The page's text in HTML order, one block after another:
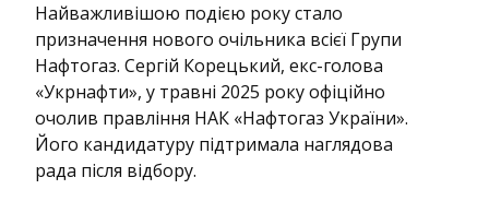
Найважливішою подією року стало
призначення нового очільника всієї Групи
Нафтогаз. Сергій Корецький, екс-голова
«Укрнафти», у травні 2025 року офіційно
очолив правління НАК «Нафтогаз України».
Його кандидатуру підтримала наглядова
рада після відбору.